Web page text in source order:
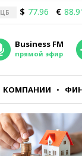
ЦБ $ 77.96 €
Business FM
прямой эфир
КОМПАНИИ